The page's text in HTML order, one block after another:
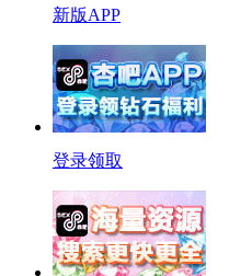
新版APP
登录领取